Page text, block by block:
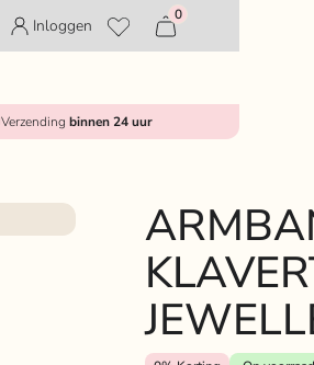
Inloggen
0
Verzending binnen 24 uur